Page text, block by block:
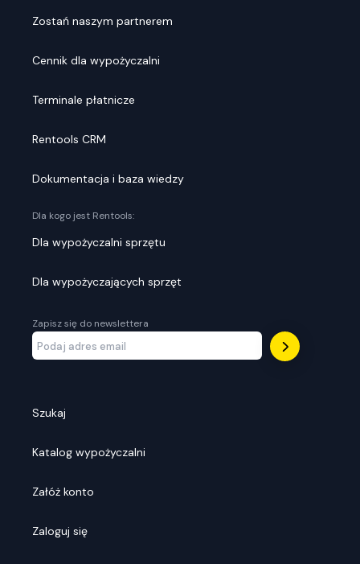
Zostań naszym partnerem
Cennik dla wypożyczalni
Terminale płatnicze
Rentools CRM
Dokumentacja i baza wiedzy
Dla kogo jest Rentools:
Dla wypożyczalni sprzętu
Dla wypożyczających sprzęt
Zapisz się do newslettera
Szukaj
Katalog wypożyczalni
Załóż konto
Zaloguj się